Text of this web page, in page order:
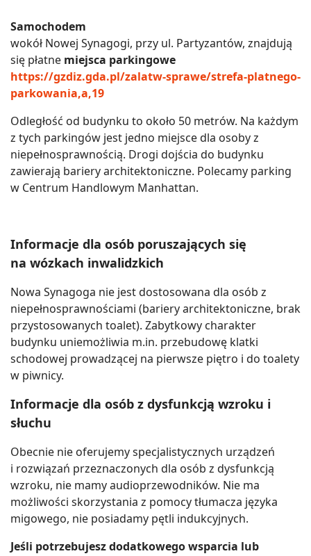
Samochodem
wokół Nowej Synagogi, przy ul. Partyzantów, znajdują
się płatne miejsca parkingowe
https://gzdiz.gda.pl/zalatw-sprawe/strefa-platnego-
parkowania,a,19
Odległość od budynku to około 50 metrów. Na każdym
z tych parkingów jest jedno miejsce dla osoby z
niepełnosprawnością. Drogi dojścia do budynku
zawierają bariery architektoniczne. Polecamy parking
w Centrum Handlowym Manhattan.
Informacje dla osób poruszających się
na wózkach inwalidzkich
Nowa Synagoga nie jest dostosowana dla osób z
niepełnosprawnościami (bariery architektoniczne, brak
przystosowanych toalet). Zabytkowy charakter
budynku uniemożliwia m.in. przebudowę klatki
schodowej prowadzącej na pierwsze piętro i do toalety
w piwnicy.
Informacje dla osób z dysfunkcją wzroku i
słuchu
Obecnie nie oferujemy specjalistycznych urządzeń
i rozwiązań przeznaczonych dla osób z dysfunkcją
wzroku, nie mamy audioprzewodników. Nie ma
możliwości skorzystania z pomocy tłumacza języka
migowego, nie posiadamy pętli indukcyjnych.
Jeśli potrzebujesz dodatkowego wsparcia lub